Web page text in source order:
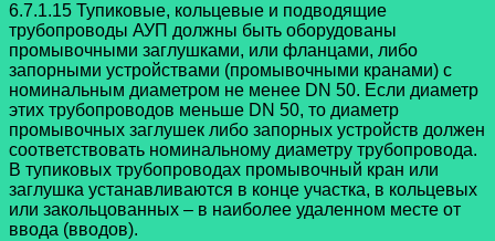
6.7.1.15 Тупиковые, кольцевые и подводящие
трубопроводы АУП должны быть оборудованы
промывочными заглушками, или фланцами, либо
запорными устройствами (промывочными кранами) с
номинальным диаметром не менее DN 50. Если диаметр
этих трубопроводов меньше DN 50, то диаметр
промывочных заглушек либо запорных устройств должен
соответствовать номинальному диаметру трубопровода.
В тупиковых трубопроводах промывочный кран или
заглушка устанавливаются в конце участка, в кольцевых
или закольцованных – в наиболее удаленном месте от
ввода (вводов).